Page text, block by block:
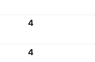
4
4